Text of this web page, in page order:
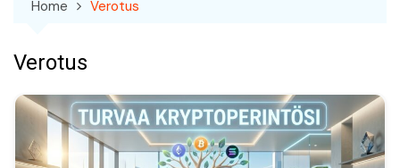
Home Verotus
Verotus